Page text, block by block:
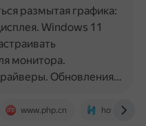
www.php.cn
размытая графика:
Windows 11
монитора.
Обновления…